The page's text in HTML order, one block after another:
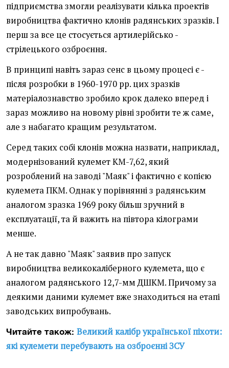
підприємства змогли реалізувати кілька проектів
виробництва фактично клонів радянських зразків. І
перш за все це стосується артилерійсько -
стрілецького озброєння.
В принципі навіть зараз сенс в цьому процесі є -
після розробки в 1960-1970 рр. цих зразків
матеріалознавство зробило крок далеко вперед і
зараз можливо на новому рівні зробити те ж саме,
але з набагато кращим результатом.
Серед таких собі клонів можна назвати, наприклад,
модернізований кулемет КМ-7,62, який
розроблений на заводі "Маяк" і фактично є копією
кулемета ПКМ. Однак у порівнянні з радянським
аналогом зразка 1969 року більш зручний в
експлуатації, та й важить на півтора кілограми
менше.
А не так давно "Маяк" заявив про запуск
виробництва великокаліберного кулемета, що є
аналогом радянського 12,7-мм ДШКМ. Причому за
деякими даними кулемет вже знаходиться на етапі
заводських випробувань.
Читайте також: Великий калібр української піхоти:
які кулемети перебувають на озброєнні ЗСУ